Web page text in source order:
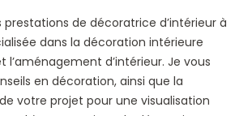
de décoratrice d’intérieur à
dans la décoration intérieure
l’aménagement d’intérieur. Je vous
en décoration, ainsi que la
votre projet pour une visualisation